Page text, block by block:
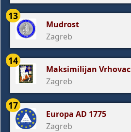
13
Mudrost
Zagreb
14
Maksimilijan Vrhovac
Zagreb
17
Europa AD 1775
Zagreb